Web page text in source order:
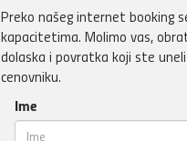
Preko našeg internet booking
kapacitetima. Molimo vas,
dolaska i povratka koji ste
cenovniku.
Ime